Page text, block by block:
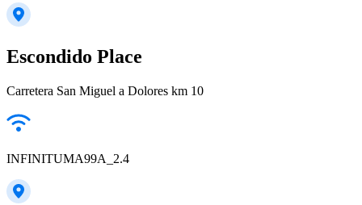
Escondido Place
Carretera San Miguel a Dolores km 10
INFINITUMA99A_2.4